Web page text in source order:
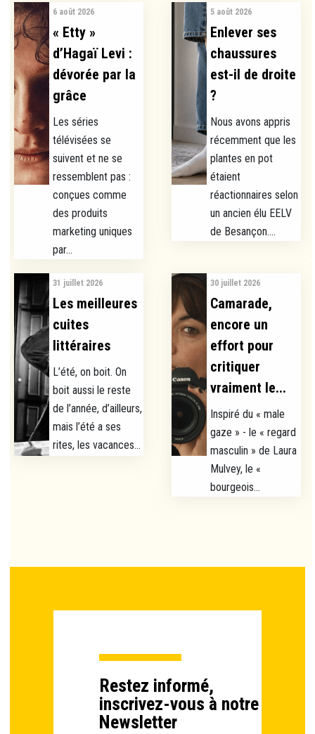
6 août 2026
« Etty »
d’Hagaï Levi :
dévorée par la
grâce
Les séries
télévisées se
suivent et ne se
ressemblent pas :
conçues comme
des produits
marketing uniques
par...
5 août 2026
Enlever ses
chaussures
est-il de droite
?
Nous avons appris
récemment que les
plantes en pot
étaient
réactionnaires selon
un ancien élu EELV
de Besançon....
31 juillet 2026
Les meilleures
cuites
littéraires
L’été, on boit. On
boit aussi le reste
de l’année, d’ailleurs,
mais l’été a ses
rites, les vacances...
30 juillet 2026
Camarade,
encore un
effort pour
critiquer
vraiment le...
Inspiré du « male
gaze » - le « regard
masculin » de Laura
Mulvey, le «
bourgeois...
Restez informé,
inscrivez-vous à notre
Newsletter